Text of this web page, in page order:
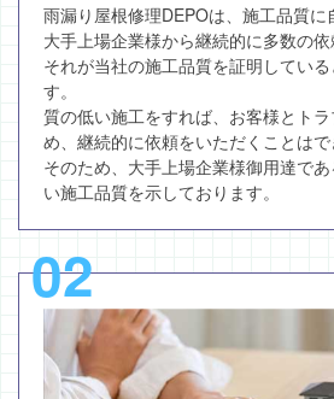
雨漏り屋根修理DEPOは、施工品質に
大手上場企業様から継続的に多数の依
それが当社の施工品質を証明してい
す。
質の低い施工をすれば、お客様とト
め、継続的に依頼をいただくことはで
そのため、大手上場企業様御用達で
い施工品質を示しております。
02